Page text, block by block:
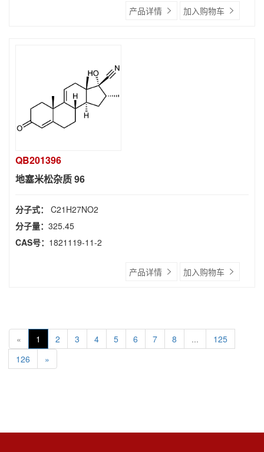
产品详情 加入购物车
QB201396
地塞米松杂质 96
分子式： C21H27NO2
分子量： 325.45
CAS号： 1821119-11-2
产品详情 加入购物车
« 1 2 3 4 5 6 7 8 ...
125
126
»